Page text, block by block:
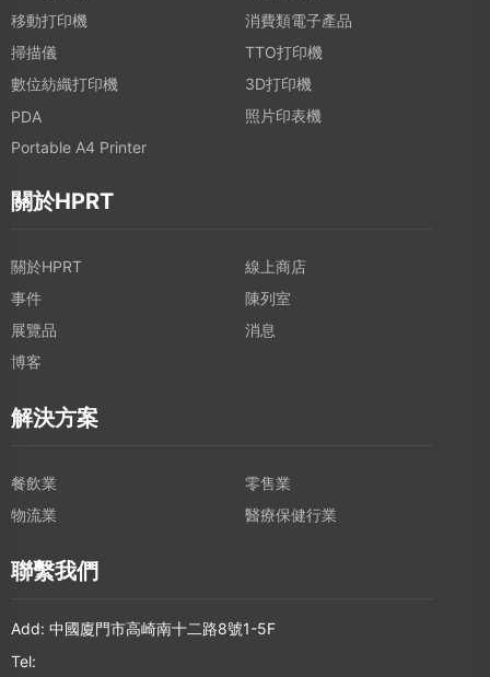
移動打印機
消費類電子產品
掃描儀
TTO打印機
數位紡織打印機
3D打印機
PDA
照片印表機
Portable A4 Printer
關於HPRT
關於HPRT
線上商店
事件
陳列室
展覽品
消息
博客
解決方案
餐飲業
零售業
物流業
醫療保健行業
聯繫我們
Add: 中國廈門市高崎南十二路8號1-5F
Tel: